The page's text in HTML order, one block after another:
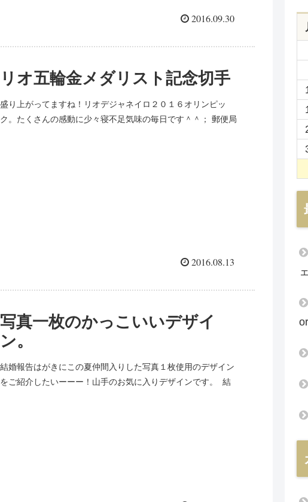
2016.09.30
リオ五輪金メダリスト記念切手
盛り上がってますね！リオデジャネイロ２０１６オリンピッ
ク。たくさんの感動に少々寝不足気味の毎日です＾＾； 郵便局
2016.08.13
写真一枚のかっこいいデザイ
ン。
結婚報告はがきにこの夏仲間入りした写真１枚使用のデザイン
をご紹介したいーーー！山手のお気に入りデザインです。 結